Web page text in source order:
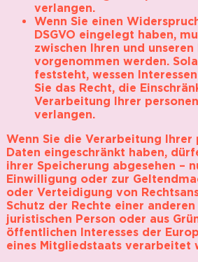
verlangen.
Wenn Sie einen
DSGVO eingelegt haben,
zwischen Ihren und unseren
vorgenommen werden.
feststeht, wessen
Sie das Recht, die
Verarbeitung Ihrer
verlangen.
Wenn Sie die Verarbeitung Ihrer
Daten eingeschränkt haben,
ihrer Speicherung abgesehen –
Einwilligung oder zur
oder Verteidigung von
Schutz der Rechte einer
juristischen Person oder aus
öffentlichen Interesses der
eines Mitgliedstaats verarbeitet